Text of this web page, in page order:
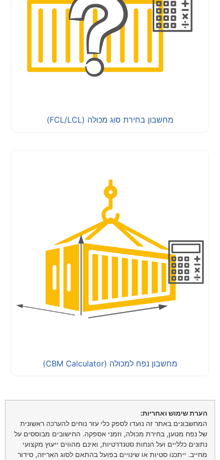
מחשבון בחירת סוג מכולה (FCL/LCL)
מחשבון נפח למכולה (CBM Calculator)
הערת שימוש ואחריות:
המחשבונים באתר זה נועדו לספק כלי עזר נוחים להערכה ראשונית
של נפח מטען, בחירת מכולה, וזמני אספקה. החישובים מבוססים על
נתונים כלליים ועל הנחות סטנדרטיות, ואינם מהווים ייעוץ מקצועי
מחייב. ייתכנו סטיות או שינויים בפועל בהתאם לסוג האריזה, סידור